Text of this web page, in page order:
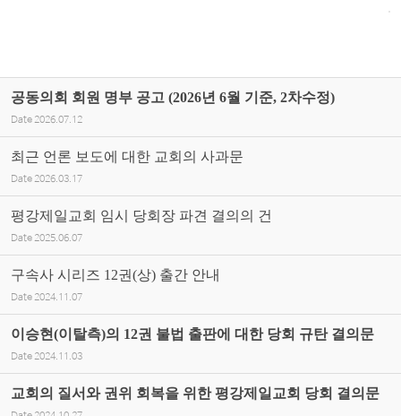
공동의회 회원 명부 공고 (2026년 6월 기준, 2차수정)
Date 2026.07.12
최근 언론 보도에 대한 교회의 사과문
Date 2026.03.17
평강제일교회 임시 당회장 파견 결의의 건
Date 2025.06.07
구속사 시리즈 12권(상) 출간 안내
Date 2024.11.07
이승현(이탈측)의 12권 불법 출판에 대한 당회 규탄 결의문
Date 2024.11.03
교회의 질서와 권위 회복을 위한 평강제일교회 당회 결의문